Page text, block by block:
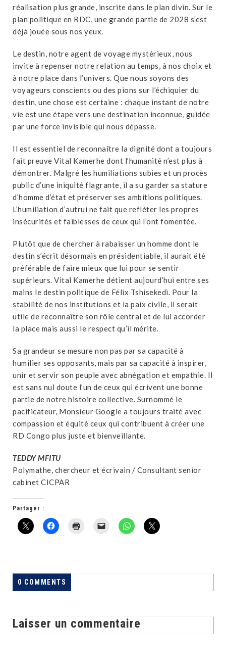
réalisation plus grande, inscrite dans le plan divin. Sur le
plan politique en RDC, une grande partie de 2028 s’est
déjà jouée sous nos yeux.
Le destin, notre agent de voyage mystérieux, nous
invite à repenser notre relation au temps, à nos choix et
à notre place dans l’univers. Que nous soyons des
voyageurs conscients ou des pions sur l’échiquier du
destin, une chose est certaine : chaque instant de notre
vie est une étape vers une destination inconnue, guidée
par une force invisible qui nous dépasse.
Il est essentiel de reconnaître la dignité dont a toujours
fait preuve Vital Kamerhe dont l’humanité n’est plus à
démontrer. Malgré les humiliations subies et un procès
public d’une iniquité flagrante, il a su garder sa stature
d’homme d’état et préserver ses ambitions politiques.
L’humiliation d’autrui ne fait que refléter les propres
insécurités et faiblesses de ceux qui l’ont fomentée.
Plutôt que de chercher à rabaisser un homme dont le
destin s’écrit désormais en présidentiable, il aurait été
préférable de faire mieux que lui pour se sentir
supérieurs. Vital Kamerhe détient aujourd’hui entre ses
mains le destin politique de Félix Tshisekedi. Pour la
stabilité de nos institutions et la paix civile, il serait
utile de reconnaître son rôle central et de lui accorder
la place mais aussi le respect qu’il mérite.
Sa grandeur se mesure non pas par sa capacité à
humilier ses opposants, mais par sa capacité à inspirer,
unir et servir son peuple avec abnégation et empathie. Il
est sans nul doute l’un de ceux qui écrivent une bonne
partie de notre histoire collective. Surnommé le
pacificateur, Monsieur Google a toujours traité avec
compassion et équité ceux qui contribuent à créer une
RD Congo plus juste et bienveillante.
TEDDY MFITU
Polymathe, chercheur et écrivain / Consultant senior
cabinet CICPAR
Partager :
0 COMMENTS
Laisser un commentaire